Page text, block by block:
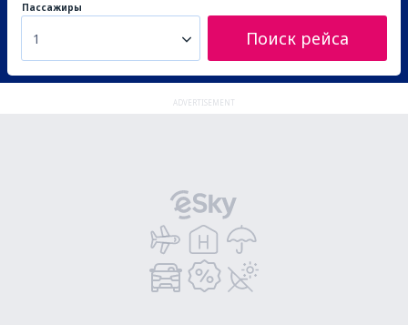
Пассажиры
1 Поиск рейса
ADVERTISEMENT